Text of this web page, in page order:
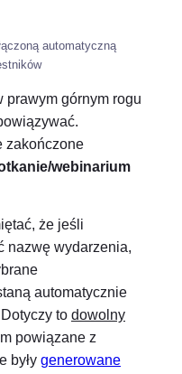
automatyczną
prawym górnym rogu
zakończone
webinarium
że jeśli
nazwę wydarzenia,
automatycznie
to dowolny
powiązane z
były generowane